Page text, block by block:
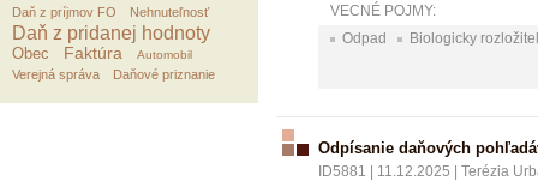
Daň z príjmov FO
Nehnuteľnosť
Daň z pridanej hodnoty
Obec Faktúra Automobil
Verejná správa Daňové priznanie
VECNÉ POJMY:
Odpad
Biologicky
Odpísanie daňových
ID5881 11.12.2025
Terézia